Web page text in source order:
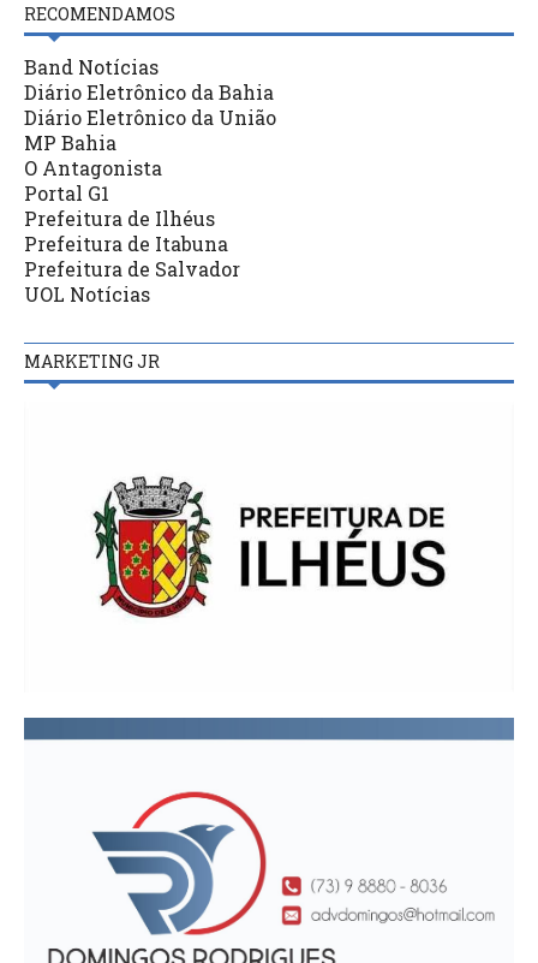
RECOMENDAMOS
Band Notícias
Diário Eletrônico da Bahia
Diário Eletrônico da União
MP Bahia
O Antagonista
Portal G1
Prefeitura de Ilhéus
Prefeitura de Itabuna
Prefeitura de Salvador
UOL Notícias
MARKETING JR